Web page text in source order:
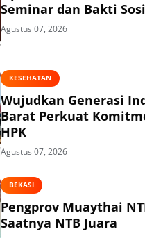
Seminar dan Bakti
Agustus 07, 2026
KESEHATAN
Wujudkan Generasi
Barat Perkuat
HPK
Agustus 07, 2026
BEKASI
Pengprov Muaythai
Saatnya NTB Juara